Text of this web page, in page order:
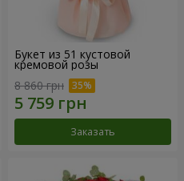
Букет из 51 кустовой
кремовой розы
8 860 грн
Заказать